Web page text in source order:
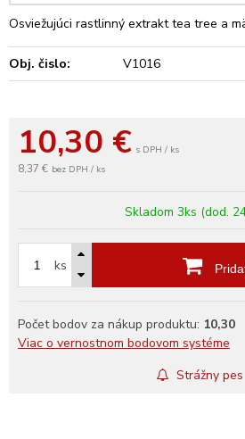
10,30 € s DPH / ks
8,37 € bez DPH / ks
Skladom 3ks (dod.
ks
Počet bodov za nákup produktu: 10,30
Viac o vernostnom bodovom systéme
Strážny pes
Osviežujúci rastlinný extrakt tea tree a
Obj. čislo: V1016